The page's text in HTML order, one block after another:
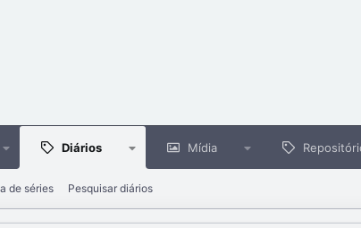
Diários Mídia
de séries Pesquisar diários